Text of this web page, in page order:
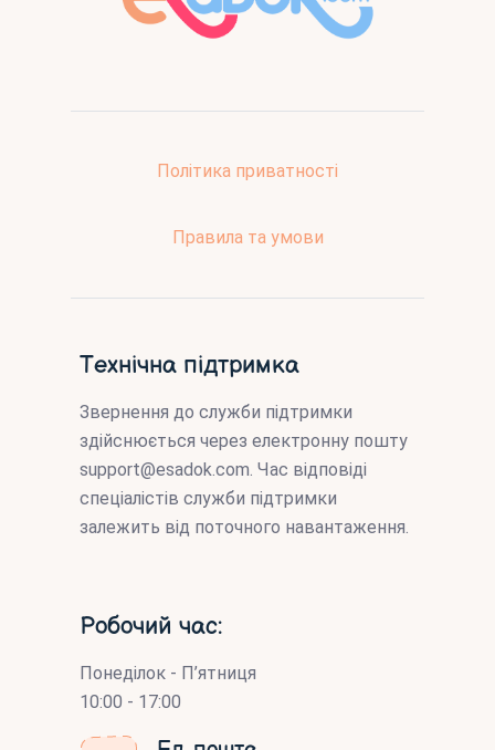
Політика приватності
Правила та умови
Технічна підтримка
Звернення до служби підтримки
здійснюється через електронну пошту
support@esadok.com. Час відповіді
спеціалістів служби підтримки
залежить від поточного навантаження.
Робочий час:
Понеділок - П’ятниця
10:00 - 17:00